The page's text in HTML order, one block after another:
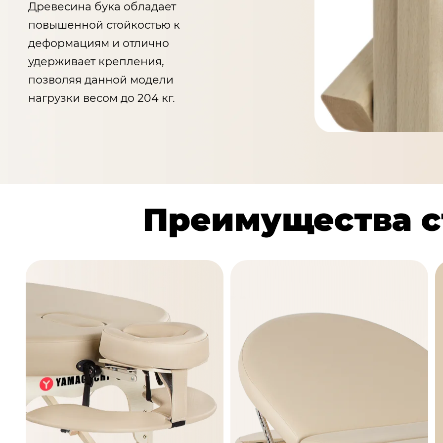
Древесина бука обладает
повышенной стойкостью к
деформациям и отлично
удерживает крепления,
позволяя данной модели
нагрузки весом до 204 кг.​
Преимущества